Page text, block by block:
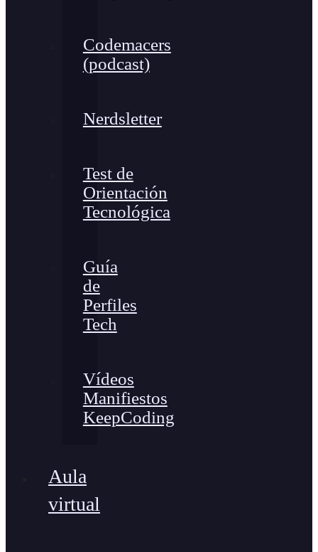
Codemacers
(podcast)
Nerdsletter
Test de
Orientación
Tecnológica
Guía
de
Perfiles
Tech
Vídeos
Manifiestos
KeepCoding
Aula
virtual